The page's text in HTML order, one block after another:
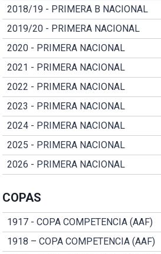
2018/19 - PRIMERA B NACIONAL
2019/20 - PRIMERA NACIONAL
2020 - PRIMERA NACIONAL
2021 - PRIMERA NACIONAL
2022 - PRIMERA NACIONAL
2023 - PRIMERA NACIONAL
2024 - PRIMERA NACIONAL
2025 - PRIMERA NACIONAL
2026 - PRIMERA NACIONAL
COPAS
1917 - COPA COMPETENCIA (AAF)
1918 – COPA COMPETENCIA (AAF)